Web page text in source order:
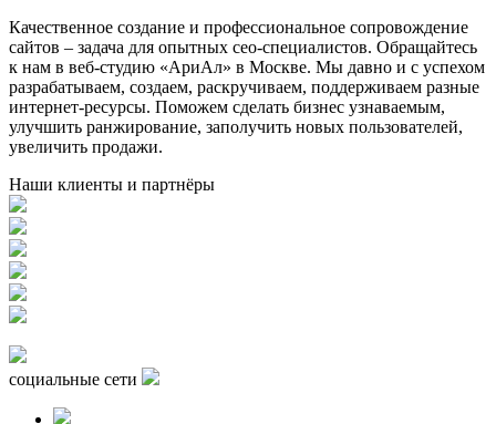
Качественное создание и профессиональное сопровождение
сайтов – задача для опытных сео-специалистов. Обращайтесь
к нам в веб-студию «АриАл» в Москве. Мы давно и с успехом
разрабатываем, создаем, раскручиваем, поддерживаем разные
интернет-ресурсы. Поможем сделать бизнес узнаваемым,
улучшить ранжирование, заполучить новых пользователей,
увеличить продажи.
Наши клиенты и партнёры
социальные сети